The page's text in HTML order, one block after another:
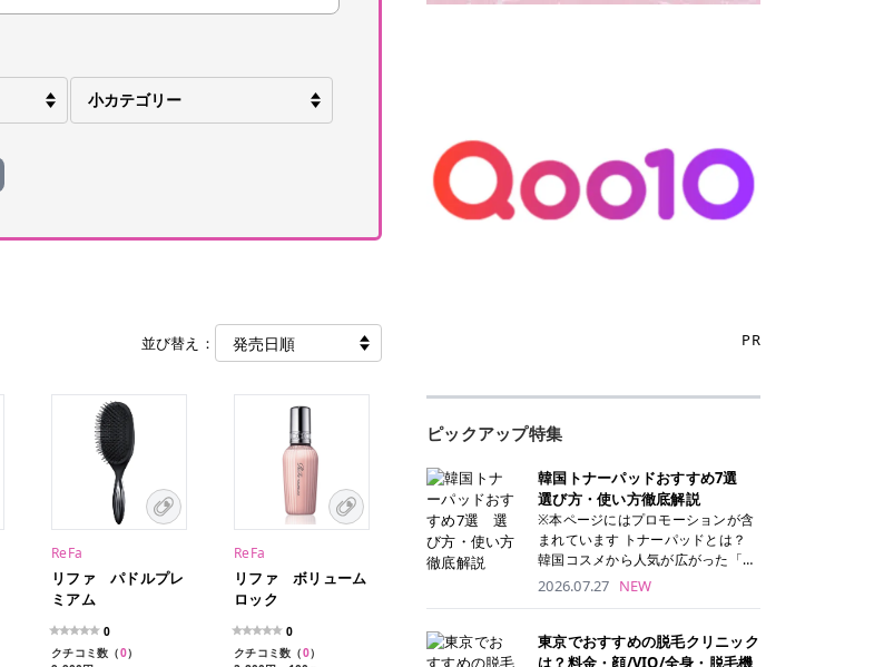
並び替え：
ReFa
リファ パドルプレ
ミアム
0
クチコミ数（0）
ReFa
リファ ボリューム
ロック
0
クチコミ数（0）
PR
ピックアップ特集
韓国トナーパッドおすすめ7選
選び方・使い方徹底解説
※本ページにはプロモーションが含
まれています トナーパッドとは？
韓国コスメから人気が広がった「ト
ナーパッド」は、化粧水や美容液を
トナーパッドは洗顔後に肌をやさし
く拭き取ることで、古い角質や余分
2026.07.27 NEW
東京でおすすめの脱毛クリニック
は？料金・顔/VIO/全身・脱毛機